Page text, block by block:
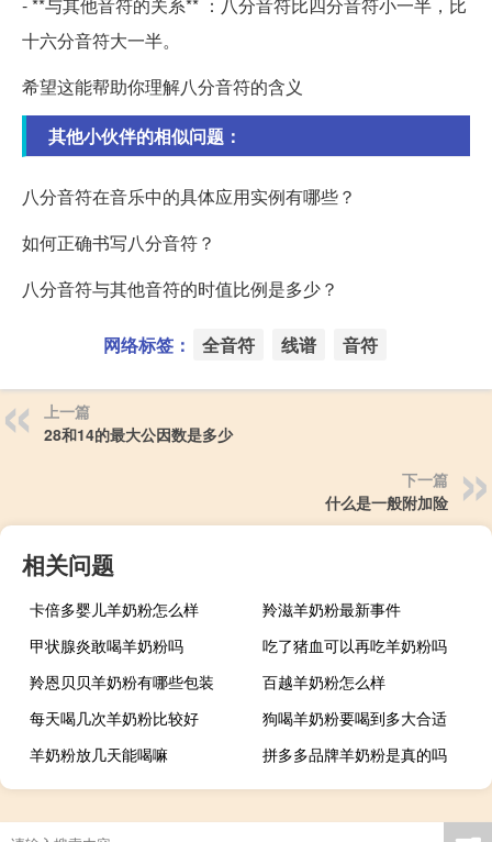
- **与其他音符的关系** ：八分音符比四分音符小一半，比
十六分音符大一半。
希望这能帮助你理解八分音符的含义
其他小伙伴的相似问题：
八分音符在音乐中的具体应用实例有哪些？
如何正确书写八分音符？
八分音符与其他音符的时值比例是多少？
网络标签： 全音符 线谱 音符
上一篇
28和14的最大公因数是多少
下一篇
什么是一般附加险
相关问题
卡倍多婴儿羊奶粉怎么样
羚滋羊奶粉最新事件
甲状腺炎敢喝羊奶粉吗
吃了猪血可以再吃羊奶粉吗
羚恩贝贝羊奶粉有哪些包装
百越羊奶粉怎么样
每天喝几次羊奶粉比较好
狗喝羊奶粉要喝到多大合适
羊奶粉放几天能喝嘛
拼多多品牌羊奶粉是真的吗